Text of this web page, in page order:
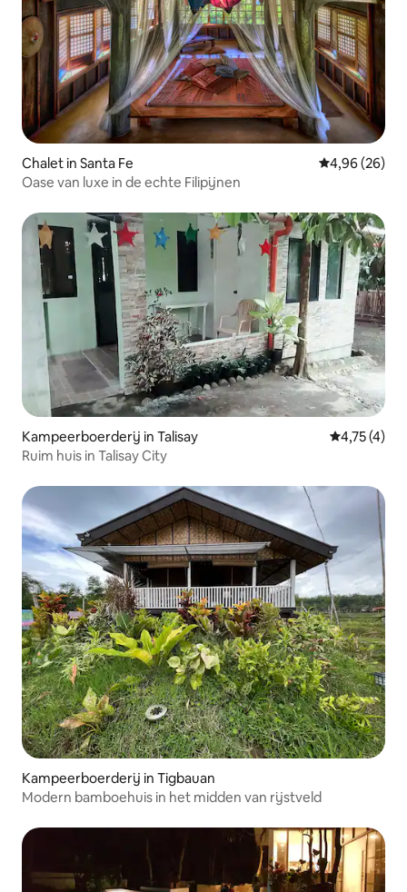
Chalet in Santa Fe Gemiddelde
4,96 (26)
Oase van luxe in de echte Filipijnen
Kampeerboerderij in Talisay
4,75 (4)
Ruim huis in Talisay City
Kampeerboerderij in Tigbauan
Modern bamboehuis in het midden van rijstveld